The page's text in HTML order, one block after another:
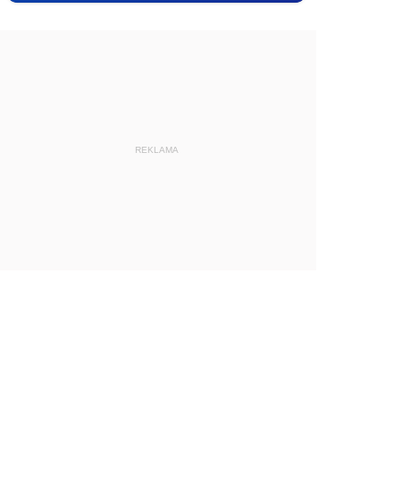
REKLAMA